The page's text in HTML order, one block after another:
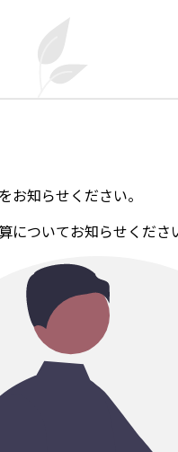
お知らせください。
についてお知らせくださ